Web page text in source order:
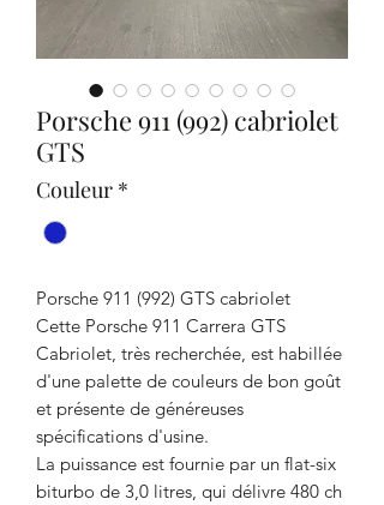
Porsche 911 (992) cabriolet
GTS
Couleur *
Porsche 911 (992) GTS cabriolet
Cette Porsche 911 Carrera GTS
Cabriolet, très recherchée, est habillée
d'une palette de couleurs de bon goût
et présente de généreuses
spécifications d'usine.
La puissance est fournie par un flat-six
biturbo de 3,0 litres, qui délivre 480 ch